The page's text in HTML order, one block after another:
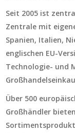
Seit 2005 ist
Zentrale mit
Spanien, Italien,
englischen EU-
Technologie- und
Über 500
Großhändler